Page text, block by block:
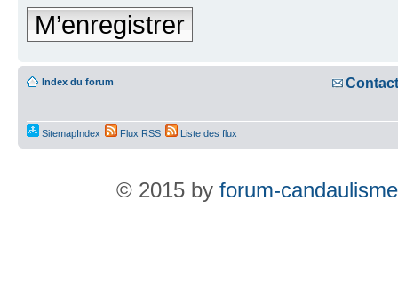
M’enregistrer
Index du forum Contact
SitemapIndex Flux RSS Liste des flux
© 2015 by forum-